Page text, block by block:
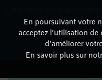
2 mars 2022 à 4h59, durée : Invalid
En poursuivant votre
acceptez l’utilisation
d’améliorer
En savoir plus sur
Non merci